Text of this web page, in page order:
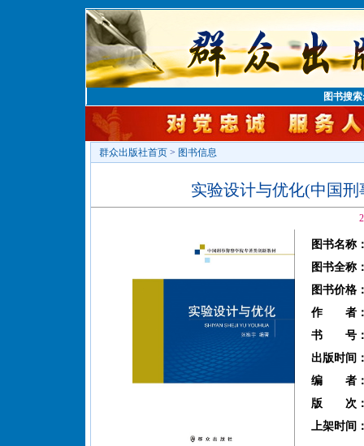
图书搜
群众出版社首页 > 图书信息
实验设计与优化(中国
图书名称
图书全称
图书价格
作 者
书 号
出版时间
编 者
版 次
上架时间